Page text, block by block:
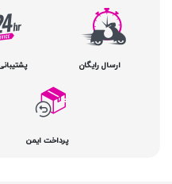
ارسال رایگان پشتیبانی 24
پرداخت ایمن